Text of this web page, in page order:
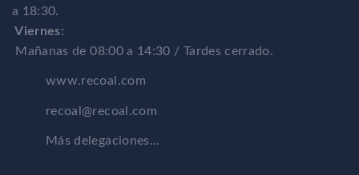
a 18:30.
Viernes:
Mañanas de 08:00 a 14:30 / Tardes cerrado.
www.recoal.com
recoal@recoal.com
Más delegaciones...